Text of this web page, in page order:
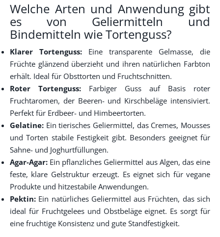
Welche Arten und Anwendung gibt
es von Geliermitteln und
Bindemitteln wie Tortenguss?
Klarer Tortenguss: Eine transparente Gelmasse, die
Früchte glänzend überzieht und ihren natürlichen Farbton
erhält. Ideal für Obsttorten und Fruchtschnitten.
Roter Tortenguss: Farbiger Guss auf Basis roter
Fruchtaromen, der Beeren- und Kirschbeläge intensiviert.
Perfekt für Erdbeer- und Himbeertorten.
Gelatine: Ein tierisches Geliermittel, das Cremes, Mousses
und Torten stabile Festigkeit gibt. Besonders geeignet für
Sahne- und Joghurtfüllungen.
Agar-Agar: Ein pflanzliches Geliermittel aus Algen, das eine
feste, klare Gelstruktur erzeugt. Es eignet sich für vegane
Produkte und hitzestabile Anwendungen.
Pektin: Ein natürliches Geliermittel aus Früchten, das sich
ideal für Fruchtgelees und Obstbeläge eignet. Es sorgt für
eine fruchtige Konsistenz und gute Standfestigkeit.